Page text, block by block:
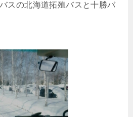
スの北海道拓殖バスと十勝バ